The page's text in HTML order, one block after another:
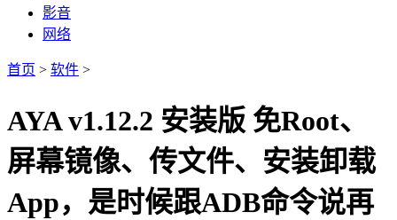
影音
网络
首页 > 软件 >
AYA v1.12.2 安装版 免Root、
屏幕镜像、传文件、安装卸载
App，是时候跟ADB命令说再